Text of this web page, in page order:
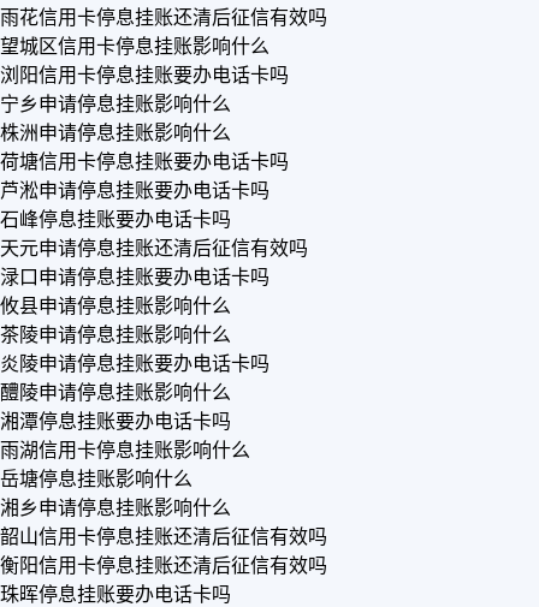
雨花信用卡停息挂账还清后征信有效吗
望城区信用卡停息挂账影响什么
浏阳信用卡停息挂账要办电话卡吗
宁乡申请停息挂账影响什么
株洲申请停息挂账影响什么
荷塘信用卡停息挂账要办电话卡吗
芦淞申请停息挂账要办电话卡吗
石峰停息挂账要办电话卡吗
天元申请停息挂账还清后征信有效吗
渌口申请停息挂账要办电话卡吗
攸县申请停息挂账影响什么
茶陵申请停息挂账影响什么
炎陵申请停息挂账要办电话卡吗
醴陵申请停息挂账影响什么
湘潭停息挂账要办电话卡吗
雨湖信用卡停息挂账影响什么
岳塘停息挂账影响什么
湘乡申请停息挂账影响什么
韶山信用卡停息挂账还清后征信有效吗
衡阳信用卡停息挂账还清后征信有效吗
珠晖停息挂账要办电话卡吗